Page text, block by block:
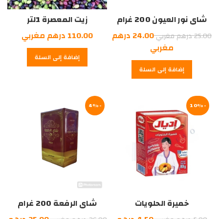
شاي نور العيون 200 غرام
25.00درهم مغربيالسعر
الأصلي
هو:
25.00
24.00 درهم
مغربي
الحالي
هو:
مغربي.
إضافة إلى السلة
زيت المعصرة 1لتر
110.00 درهم مغربي
إضافة إلى السلة
-10%
خميرة الحلويات
اديال10بيس
-4%
شاي الرفعة 200 غرام